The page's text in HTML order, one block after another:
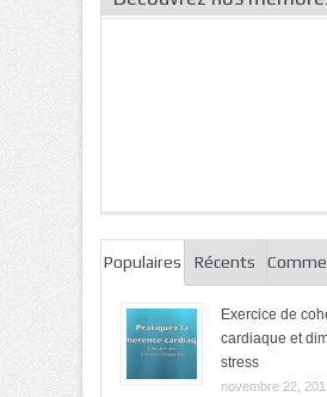
Populaires Récents
Exercice de
cardiaque et
stress
novembre 22,